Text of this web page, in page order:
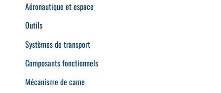
Aéronautique et espace
Outils
Systèmes de transport
Composants fonctionnels
Mécanisme de came